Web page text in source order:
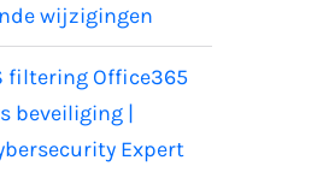
wijzigingen
filtering Office365
beveiliging |
Expert